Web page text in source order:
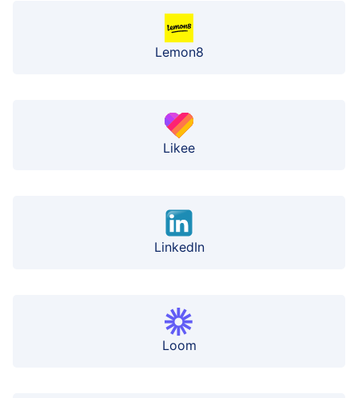
Lemon8
Likee
LinkedIn
Loom